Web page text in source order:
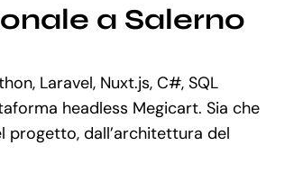
a Salerno
Laravel, Nuxt.js, C#, SQL
headless Megicart. Sia che
progetto, dall’architettura del